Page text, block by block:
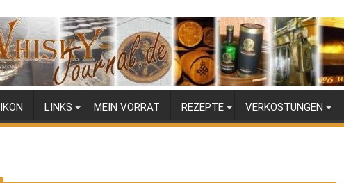
LINKS MEIN VORRAT REZEPTE VERKOSTUNGEN